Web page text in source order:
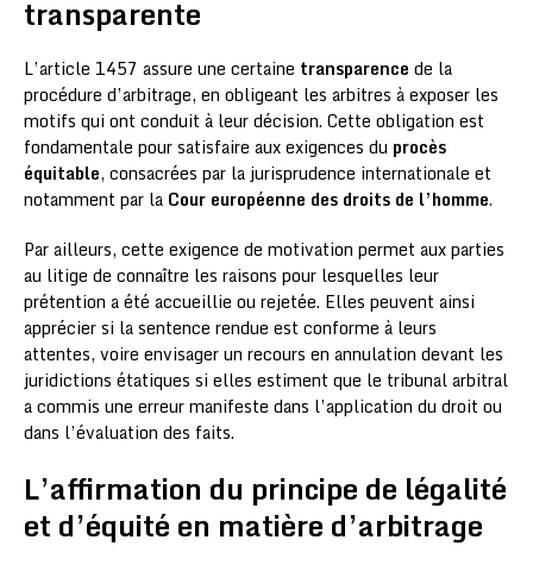
transparente
L’article 1457 assure une certaine transparence de la
procédure d’arbitrage, en obligeant les arbitres à exposer les
motifs qui ont conduit à leur décision. Cette obligation est
fondamentale pour satisfaire aux exigences du procès
équitable, consacrées par la jurisprudence internationale et
notamment par la Cour européenne des droits de l’homme.
Par ailleurs, cette exigence de motivation permet aux parties
au litige de connaître les raisons pour lesquelles leur
prétention a été accueillie ou rejetée. Elles peuvent ainsi
apprécier si la sentence rendue est conforme à leurs
attentes, voire envisager un recours en annulation devant les
juridictions étatiques si elles estiment que le tribunal arbitral
a commis une erreur manifeste dans l’application du droit ou
dans l’évaluation des faits.
L’affirmation du principe de légalité
et d’équité en matière d’arbitrage